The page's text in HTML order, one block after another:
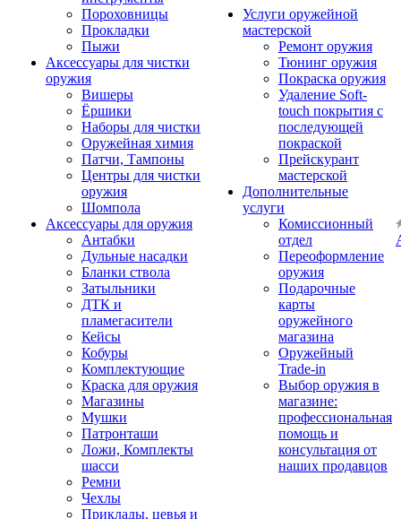
Пороховницы
Прокладки
Пыжи
Аксессуары для чистки
оружия
Вишеры
Ёршики
Наборы для чистки
Оружейная химия
Патчи, Тампоны
Центры для чистки
оружия
Шомпола
Аксессуары для оружия
Антабки
Дульные насадки
Бланки ствола
Затыльники
ДТК и
пламегасители
Кейсы
Кобуры
Комплектующие
Краска для оружия
Магазины
Мушки
Патронташи
Ложи, Комплекты
шасси
Ремни
Чехлы
Приклады, цевья и
Услуги оружейной
мастерской
Ремонт оружия
Тюнинг оружия
Покраска оружия
Удаление Soft-
touch покрытия с
последующей
покраской
Прейскурант
мастерской
Дополнительные
услуги
Комиссионный
отдел
Переоформление
оружия
Подарочные
карты
оружейного
магазина
Оружейный
Trade-in
Выбор оружия в
магазине:
профессиональная
помощь и
консультация от
наших продавцов